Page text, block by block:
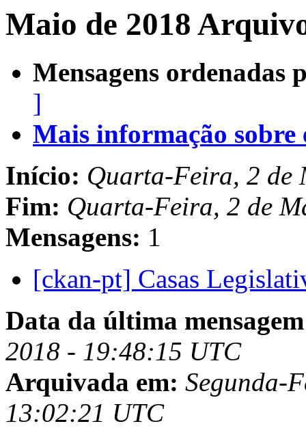
Maio de 2018
Mensagens ordenadas
]
Mais informação sobre
Início: Quarta-Feira, 2 de
Fim: Quarta-Feira, 2 de
Mensagens: 1
[ckan-pt] Casas
Data da última
2018 - 19:48:15 UTC
Arquivada em: Segunda-
13:02:21 UTC